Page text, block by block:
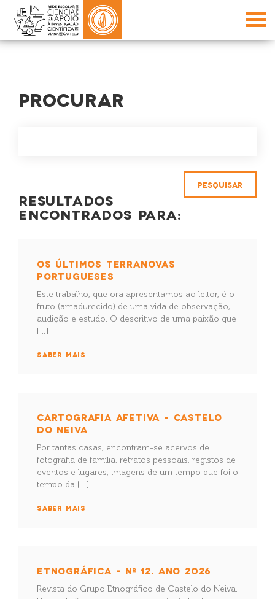
PROCURAR
RESULTADOS
ENCONTRADOS PARA:
OS ÚLTIMOS TERRANOVAS
PORTUGUESES
Este trabalho, que ora apresentamos ao leitor, é o
fruto (amadurecido) de uma vida de observação,
audição e estudo. O descritivo de uma paixão que
[…]
SABER MAIS
CARTOGRAFIA AFETIVA – CASTELO
DO NEIVA
Por tantas casas, encontram-se acervos de
fotografia de família, retratos pessoais, registos de
eventos e lugares, imagens de um tempo que foi o
tempo da […]
SABER MAIS
ETNOGRÁFICA – Nº 12. ANO 2026
Revista do Grupo Etnográfico de Castelo do Neiva.